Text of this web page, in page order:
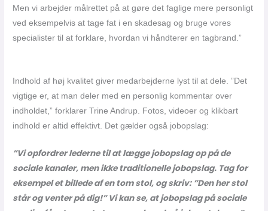
Men vi arbejder målrettet på at gøre det faglige mere personligt
ved eksempelvis at tage fat i en skadesag og bruge vores
specialister til at forklare, hvordan vi håndterer en tagbrand.”
Indhold af høj kvalitet giver medarbejderne lyst til at dele. ”Det
vigtige er, at man deler med en personlig kommentar over
indholdet,” forklarer Trine Andrup. Fotos, videoer og klikbart
indhold er altid effektivt. Det gælder også jobopslag:
”Vi opfordrer lederne til at lægge jobopslag op på de
sociale kanaler, men ikke traditionelle jobopslag. Tag for
eksempel et billede af en tom stol, og skriv: ”Den her stol
står og venter på dig!” Vi kan se, at jobopslag på sociale